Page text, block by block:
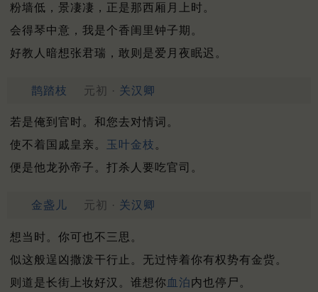
粉墙低，景凄凄，正是那西厢月上时。
会得琴中意，我是个香闺里钟子期。
好教人暗想张君瑞，敢则是爱月夜眠迟。
鹊踏枝 元初 · 关汉卿
若是俺到官时。和您去对情词。
使不着国戚皇亲。 玉叶金枝 。
便是他龙孙帝子。打杀人要吃官司。
金盏儿 元初 · 关汉卿
想当时。你可也不三思。
似这般逞凶撒泼干行止。无过恃着你有权势有金赀。
则道是长街上妆好汉。谁想你血泊内也停尸。